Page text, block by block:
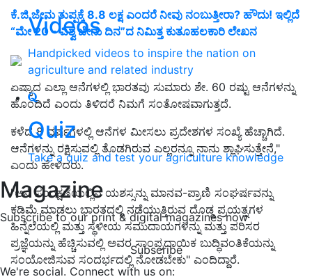
Videos
Handpicked videos to inspire the nation on
agriculture and related industry
Quiz
Take a quiz and test your agriculture knowledge
Magazine
Subscribe to our print & digital magazines now
Subscribe
We're social. Connect with us on:
ಕೆ.ಜಿ ಜೇನು ತುಪ್ಪಕ್ಕೆ 8.8 ಲಕ್ಷ ಎಂದರೆ ನೀವು ನಂಬುತ್ತೀರಾ? ಹೌದು! ಇಲ್ಲಿದೆ
“ಮೇ 20 - ವಿಶ್ವ ಜೇನು ದಿನ”ದ ನಿಮಿತ್ತ ಕುತೂಹಲಕಾರಿ ಲೇಖನ
ಏಷ್ಯಾದ ಎಲ್ಲಾ ಆನೆಗಳಲ್ಲಿ ಭಾರತವು ಸುಮಾರು ಶೇ. 60 ರಷ್ಟು ಆನೆಗಳನ್ನು
ಹೊಂದಿದೆ ಎಂದು ತಿಳಿದರೆ ನಿಮಗೆ ಸಂತೋಷವಾಗುತ್ತದೆ.
ಕಳೆದ 8 ವರ್ಷಗಳಲ್ಲಿ ಆನೆಗಳ ಮೀಸಲು ಪ್ರದೇಶಗಳ ಸಂಖ್ಯೆ ಹೆಚ್ಚಾಗಿದೆ.
ಆನೆಗಳನ್ನು ರಕ್ಷಿಸುವಲ್ಲಿ ತೊಡಗಿರುವ ಎಲ್ಲರನ್ನೂ ನಾನು ಶ್ಲಾಘಿಸುತ್ತೇನೆ,"
ಎಂದು ಹೇಳಿದರು.
"ಆನೆ ಸಂರಕ್ಷಣೆಯಲ್ಲಿನ ಯಶಸ್ಸನ್ನು ಮಾನವ-ಪ್ರಾಣಿ ಸಂಘರ್ಷವನ್ನು
ಕಡಿಮೆ ಮಾಡಲು ಭಾರತದಲ್ಲಿ ನಡೆಯುತ್ತಿರುವ ದೊಡ್ಡ ಪ್ರಯತ್ನಗಳ
ಹಿನ್ನೆಲೆಯಲ್ಲಿ ಮತ್ತು ಸ್ಥಳೀಯ ಸಮುದಾಯಗಳನ್ನು ಮತ್ತು ಪರಿಸರ
ಪ್ರಜ್ಞೆಯನ್ನು ಹೆಚ್ಚಿಸುವಲ್ಲಿ ಅವರ ಸಾಂಪ್ರದಾಯಿಕ ಬುದ್ಧಿವಂತಿಕೆಯನ್ನು
ಸಂಯೋಜಿಸುವ ಸಂದರ್ಭದಲ್ಲಿ ನೋಡಬೇಕು" ಎಂದಿದ್ದಾರೆ.